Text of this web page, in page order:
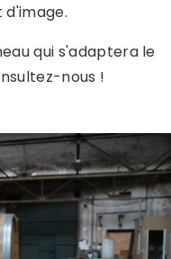
qui s'adaptera le
nous !